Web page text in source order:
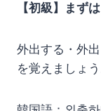
【初級】まず
外出する・外
を覚えましょう